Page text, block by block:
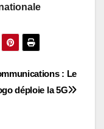
: Le
déploie la 5G